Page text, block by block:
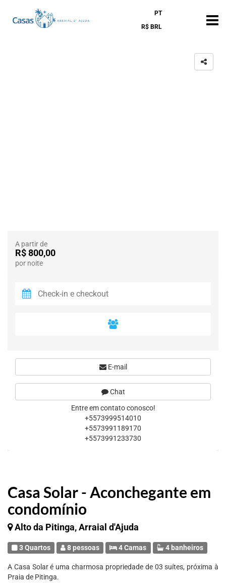
PT
R$ BRL
Casa Solar - Aconchegante em
condomínio
Alto da Pitinga, Arraial d'Ajuda
3 Quartos 8 pessoas 4 Camas 4 banheiros
A Casa Solar é uma charmosa propriedade de 03 suítes, próxima à
Praia de Pitinga.
A partir de
R$ 800,00
por noite
E-mail
Chat
Entre em contato conosco!
+5573999514010
+5573991189170
+5573991233730